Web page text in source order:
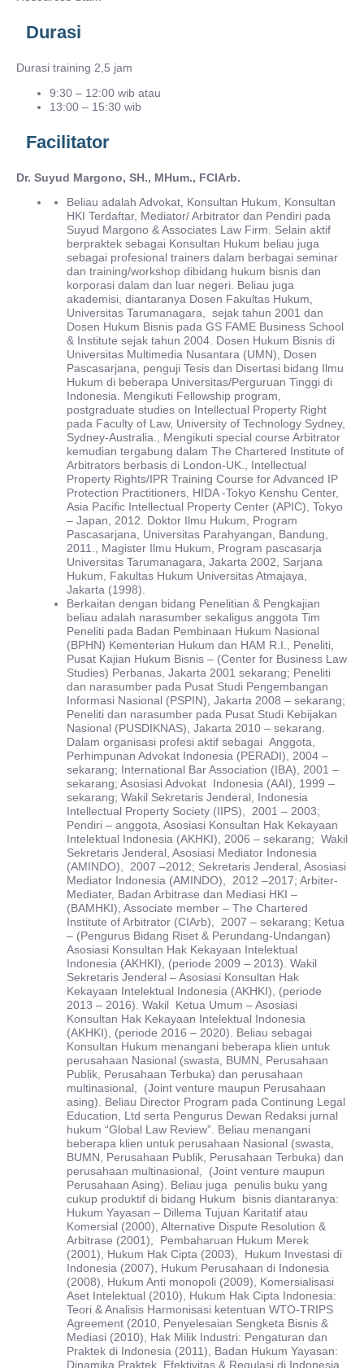
Durasi
Durasi training 2,5 jam
9:30 – 12:00 wib atau
13:00 – 15:30 wib
Facilitator
Dr. Suyud Margono, SH., MHum., FCIArb.
Beliau adalah Advokat, Konsultan Hukum, Konsultan
HKI Terdaftar, Mediator/ Arbitrator dan Pendiri pada
Suyud Margono & Associates Law Firm. Selain aktif
berpraktek sebagai Konsultan Hukum beliau juga
sebagai profesional trainers dalam berbagai seminar
dan training/workshop dibidang hukum bisnis dan
korporasi dalam dan luar negeri. Beliau juga
akademisi, diantaranya Dosen Fakultas Hukum,
Universitas Tarumanagara, sejak tahun 2001 dan
Dosen Hukum Bisnis pada GS FAME Business School
& Institute sejak tahun 2004. Dosen Hukum Bisnis di
Universitas Multimedia Nusantara (UMN), Dosen
Pascasarjana, penguji Tesis dan Disertasi bidang Ilmu
Hukum di beberapa Universitas/Perguruan Tinggi di
Indonesia. Mengikuti Fellowship program,
postgraduate studies on Intellectual Property Right
pada Faculty of Law, University of Technology Sydney,
Sydney-Australia., Mengikuti special course Arbitrator
kemudian tergabung dalam The Chartered Institute of
Arbitrators berbasis di London-UK., Intellectual
Property Rights/IPR Training Course for Advanced IP
Protection Practitioners, HIDA -Tokyo Kenshu Center,
Asia Pacific Intellectual Property Center (APIC), Tokyo
– Japan, 2012. Doktor Ilmu Hukum, Program
Pascasarjana, Universitas Parahyangan, Bandung,
2011., Magister Ilmu Hukum, Program pascasarja
Universitas Tarumanagara, Jakarta 2002, Sarjana
Hukum, Fakultas Hukum Universitas Atmajaya,
Jakarta (1998).
Berkaitan dengan bidang Penelitian & Pengkajian
beliau adalah narasumber sekaligus anggota Tim
Peneliti pada Badan Pembinaan Hukum Nasional
(BPHN) Kementerian Hukum dan HAM R.I., Peneliti,
Pusat Kajian Hukum Bisnis – (Center for Business Law
Studies) Perbanas, Jakarta 2001 sekarang; Peneliti
dan narasumber pada Pusat Studi Pengembangan
Informasi Nasional (PSPIN), Jakarta 2008 – sekarang;
Peneliti dan narasumber pada Pusat Studi Kebijakan
Nasional (PUSDIKNAS), Jakarta 2010 – sekarang.
Dalam organisasi profesi aktif sebagai Anggota,
Perhimpunan Advokat Indonesia (PERADI), 2004 –
sekarang; International Bar Association (IBA), 2001 –
sekarang; Asosiasi Advokat Indonesia (AAI), 1999 –
sekarang; Wakil Sekretaris Jenderal, Indonesia
Intellectual Property Society (IIPS), 2001 – 2003;
Pendiri – anggota, Asosiasi Konsultan Hak Kekayaan
Intelektual Indonesia (AKHKI), 2006 – sekarang; Wakil
Sekretaris Jenderal, Asosiasi Mediator Indonesia
(AMINDO), 2007 –2012; Sekretaris Jenderal, Asosiasi
Mediator Indonesia (AMINDO), 2012 –2017; Arbiter-
Mediater, Badan Arbitrase dan Mediasi HKI –
(BAMHKI), Associate member – The Chartered
Institute of Arbitrator (CIArb), 2007 – sekarang; Ketua
– (Pengurus Bidang Riset & Perundang-Undangan)
Asosiasi Konsultan Hak Kekayaan Intelektual
Indonesia (AKHKI), (periode 2009 – 2013). Wakil
Sekretaris Jenderal – Asosiasi Konsultan Hak
Kekayaan Intelektual Indonesia (AKHKI), (periode
2013 – 2016). Wakil Ketua Umum – Asosiasi
Konsultan Hak Kekayaan Intelektual Indonesia
(AKHKI), (periode 2016 – 2020). Beliau sebagai
Konsultan Hukum menangani beberapa klien untuk
perusahaan Nasional (swasta, BUMN, Perusahaan
Publik, Perusahaan Terbuka) dan perusahaan
multinasional, (Joint venture maupun Perusahaan
asing). Beliau Director Program pada Continung Legal
Education, Ltd serta Pengurus Dewan Redaksi jurnal
hukum “Global Law Review”. Beliau menangani
beberapa klien untuk perusahaan Nasional (swasta,
BUMN, Perusahaan Publik, Perusahaan Terbuka) dan
perusahaan multinasional, (Joint venture maupun
Perusahaan Asing). Beliau juga penulis buku yang
cukup produktif di bidang Hukum bisnis diantaranya:
Hukum Yayasan – Dillema Tujuan Karitatif atau
Komersial (2000), Alternative Dispute Resolution &
Arbitrase (2001), Pembaharuan Hukum Merek
(2001), Hukum Hak Cipta (2003), Hukum Investasi di
Indonesia (2007), Hukum Perusahaan di Indonesia
(2008), Hukum Anti monopoli (2009), Komersialisasi
Aset Intelektual (2010), Hukum Hak Cipta Indonesia:
Teori & Analisis Harmonisasi ketentuan WTO-TRIPS
Agreement (2010, Penyelesaian Sengketa Bisnis &
Mediasi (2010), Hak Milik Industri: Pengaturan dan
Praktek di Indonesia (2011), Badan Hukum Yayasan:
Dinamika Praktek, Efektivitas & Regulasi di Indonesia